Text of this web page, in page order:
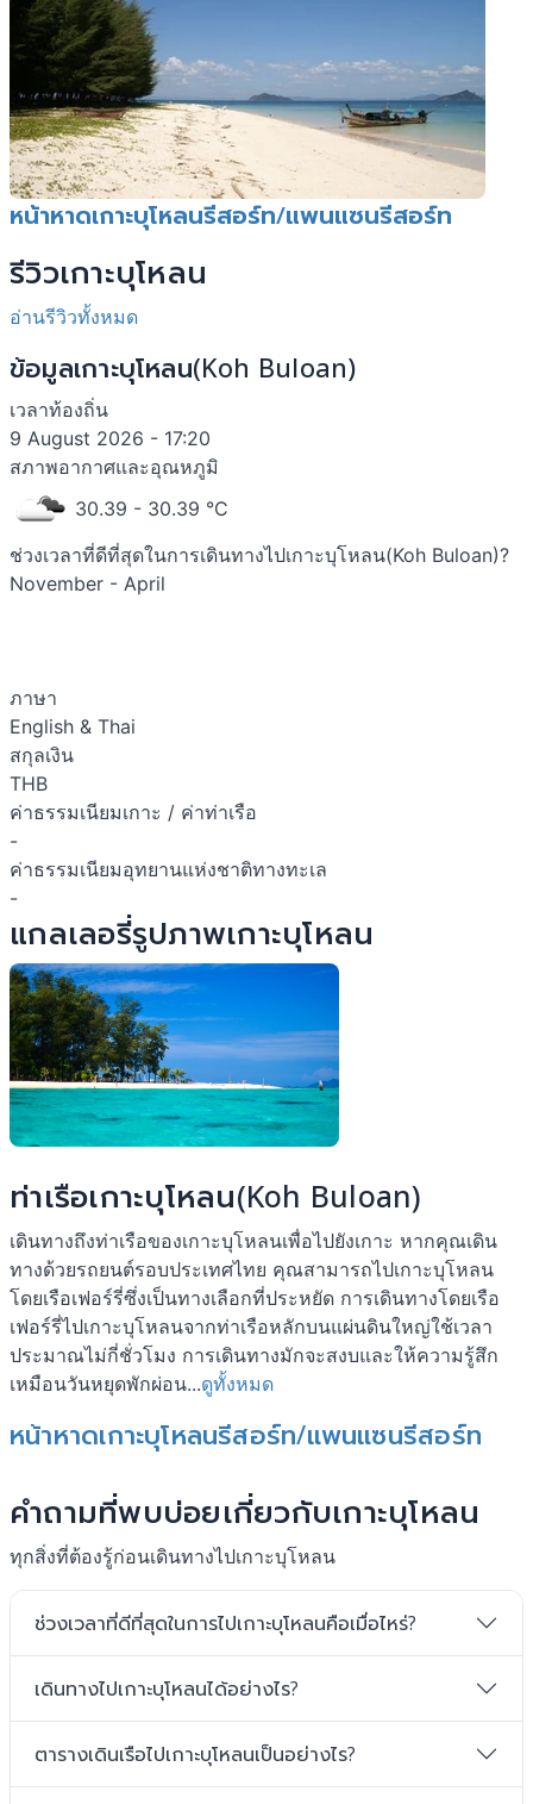
หน้าหาดเกาะบุโหลนรีสอร์ท/แพนแซนรีสอร์ท
รีวิวเกาะบุโหลน
อ่านรีวิวทั้งหมด
ข้อมูลเกาะบุโหลน(Koh Buloan)
เวลาท้องถิ่น
9 August 2026 - 17:20
สภาพอากาศและอุณหภูมิ
30.39 - 30.39 °C
ช่วงเวลาที่ดีที่สุดในการเดินทางไปเกาะบุโหลน(Koh Buloan)?
November - April
ภาษา
English & Thai
สกุลเงิน
THB
ค่าธรรมเนียมเกาะ / ค่าท่าเรือ
-
ค่าธรรมเนียมอุทยานแห่งชาติทางทะเล
-
แกลเลอรี่รูปภาพเกาะบุโหลน
ท่าเรือเกาะบุโหลน(Koh Buloan)
เดินทางถึงท่าเรือของเกาะบุโหลนเพื่อไปยังเกาะ หากคุณเดิน
ทางด้วยรถยนต์รอบประเทศไทย คุณสามารถไปเกาะบุโหลน
โดยเรือเฟอร์รี่ซึ่งเป็นทางเลือกที่ประหยัด การเดินทางโดยเรือ
เฟอร์รี่ไปเกาะบุโหลนจากท่าเรือหลักบนแผ่นดินใหญ่ใช้เวลา
ประมาณไม่กี่ชั่วโมง การเดินทางมักจะสงบและให้ความรู้สึก
เหมือนวันหยุดพักผ่อน...ดูทั้งหมด
หน้าหาดเกาะบุโหลนรีสอร์ท/แพนแซนรีสอร์ท
คำถามที่พบบ่อยเกี่ยวกับเกาะบุโหลน
ทุกสิ่งที่ต้องรู้ก่อนเดินทางไปเกาะบุโหลน
ช่วงเวลาที่ดีที่สุดในการไปเกาะบุโหลนคือเมื่อไหร่?
เดินทางไปเกาะบุโหลนได้อย่างไร?
ตารางเดินเรือไปเกาะบุโหลนเป็นอย่างไร?